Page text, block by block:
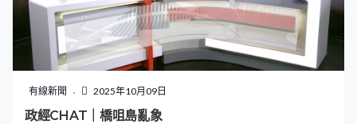
於梁進本人有否興趣接棒，他早前回覆傳媒查詢說期望業
界支持有能力和有心人參選。
有線新聞 2025年10月09日
政經CHAT｜橋咀島亂象